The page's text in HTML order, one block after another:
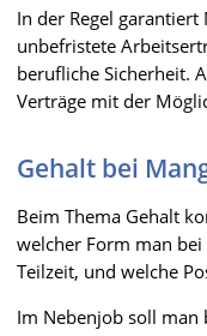
In der Regel
unbefristete
berufliche Sicherheit.
Verträge mit der
Gehalt bei
Beim Thema Gehalt
welcher Form man
Teilzeit, und welche
Im Nebenjob soll man